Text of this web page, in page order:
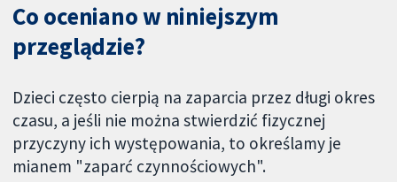
Co oceniano w niniejszym
przeglądzie?
Dzieci często cierpią na zaparcia przez długi okres
czasu, a jeśli nie można stwierdzić fizycznej
przyczyny ich występowania, to określamy je
mianem "zaparć czynnościowych".